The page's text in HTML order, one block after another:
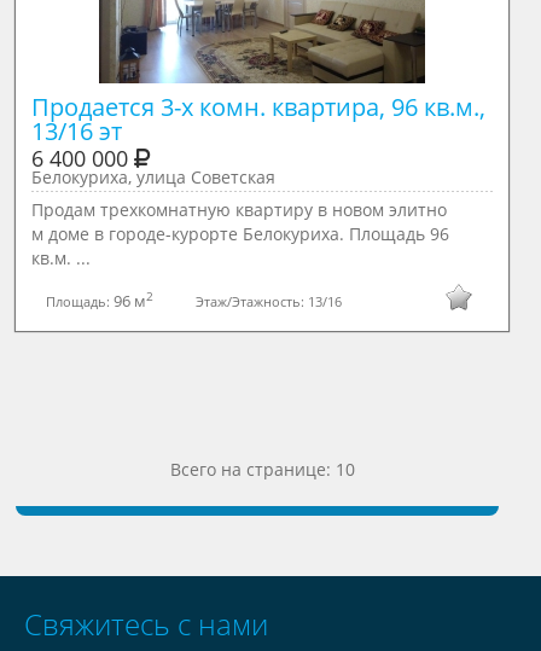
Продается 3-х комн. квартира, 96 кв.м.,
13/16 эт
6 400 000
Белокуриха, улица Советская
Продам трехкомнатную квартиру в новом элитно
м доме в городе-курорте Белокуриха. Площадь 96
кв.м. ...
Площадь:96 м2 Этаж/Этажность: 13/16
Всего на странице: 10
Свяжитесь с нами